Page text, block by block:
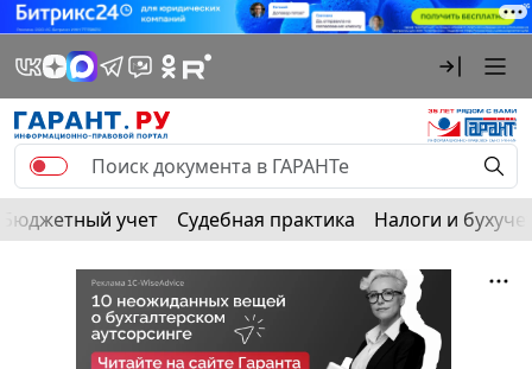
Бюджетный учет Судебная практика Налоги и